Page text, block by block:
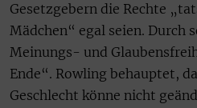
Gesetzgebern die Rechte
Mädchen“ egal seien. Durch
Meinungs- und
Ende“. Rowling behauptet,
Geschlecht könne nicht